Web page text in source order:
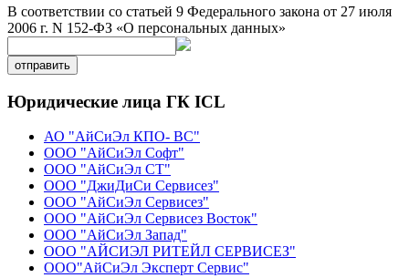
В соответствии со статьей 9 Федерального закона от 27 июля
2006 г. N 152-ФЗ «О персональных данных»
отправить
Юридические лица ГК ICL
АО "АйСиЭл КПО- ВС"
ООО "АйСиЭл Софт"
ООО "АйСиЭл СТ"
ООО "ДжиДиСи Сервисез"
ООО "АйСиЭл Сервисез"
ООО "АйСиЭл Сервисез Восток"
ООО "АйСиЭл Запад"
ООО "АЙСИЭЛ РИТЕЙЛ СЕРВИСЕЗ"
ООО"АйСиЭл Эксперт Сервис"